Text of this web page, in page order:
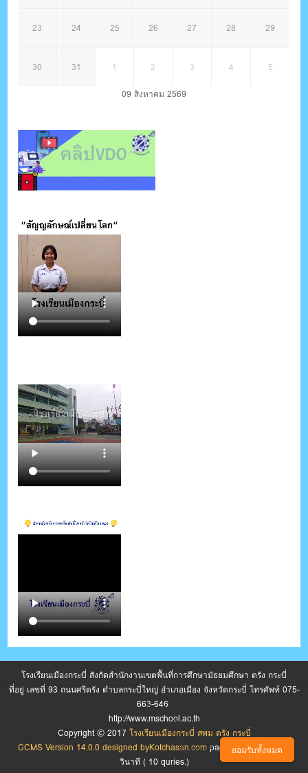
23 24 25 26 27 28 29
30 31 1 2 3 4 5
09 สิงหาคม 2569
โรงเรียนเมืองกระบี่ สังกัดสำนักงานเขตพื้นที่การศึกษามัธยมศึกษา ตรัง กระบี่
ที่อยู่ เลขที่ 93 ถนนศรีตรัง ตำบลกระบี่ใหญ่ อำเภอเมือง จังหวัดกระบี่ โทรศัพท์ 075-
663-646
http://www.mschool.ac.th
Copyright © 2017 โรงเรียนเมืองกระบี่ สพม ตรัง กระบี่
GCMS Version 14.0.0 designed byKotchasan.com page process0.0923
วินาที ( 10 quries.)
เว็บไซต์นี้มีการใช้คุกกี้เพื่อปรับปรุงการให้บริการ หากต้องการข้อมูลเพิ่มเติมเกี่ยว
กับการใช้คุกกี้ของเรา โปรดดู นโยบายความเป็นส่วนตัว
ตั้งค่าคุกกี้ ยอมรับทั้งหมด